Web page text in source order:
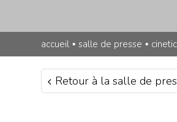
accueil ▪ salle de presse ▪
Retour à la salle de